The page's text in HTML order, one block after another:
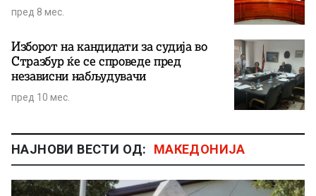
пред 8 мес.
Изборот на кандидати за судија во
Стразбур ќе се спроведе пред
независни набљудувачи
пред 10 мес.
НАЈНОВИ ВЕСТИ ОД: МАКЕДОНИЈА